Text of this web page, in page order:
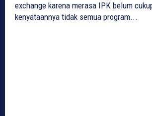
exchange karena merasa IPK belum
kenyataannya tidak semua program...